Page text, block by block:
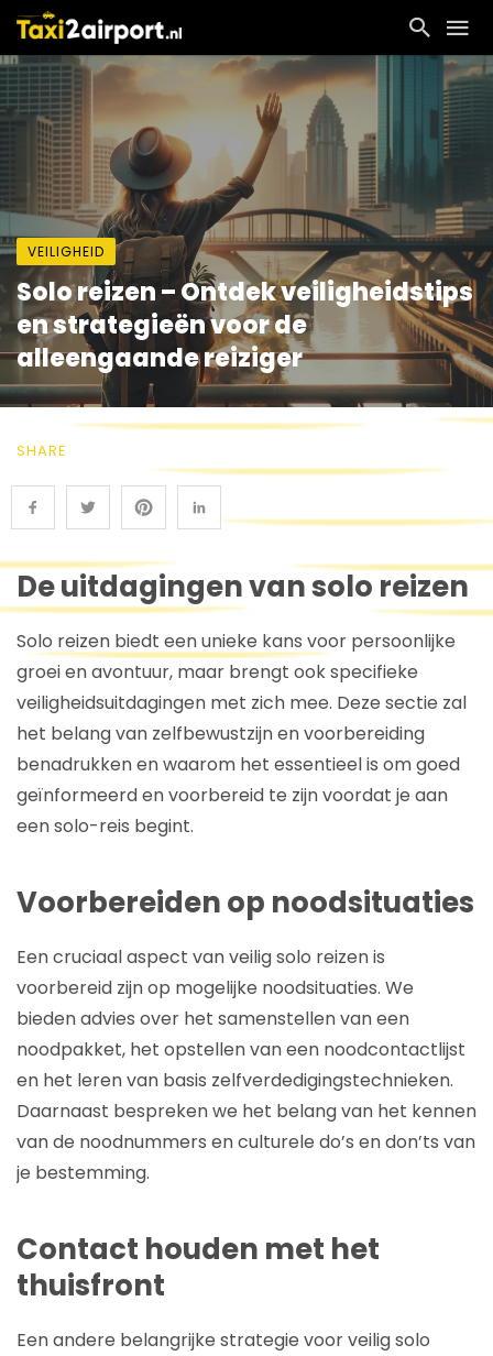
VEILIGHEID
Solo reizen – Ontdek veiligheidstips
en strategieën voor de
alleengaande reiziger
SHARE
De uitdagingen van solo reizen
Solo reizen biedt een unieke kans voor persoonlijke
groei en avontuur, maar brengt ook specifieke
veiligheidsuitdagingen met zich mee. Deze sectie zal
het belang van zelfbewustzijn en voorbereiding
benadrukken en waarom het essentieel is om goed
geïnformeerd en voorbereid te zijn voordat je aan
een solo-reis begint.
Voorbereiden op noodsituaties
Een cruciaal aspect van veilig solo reizen is
voorbereid zijn op mogelijke noodsituaties. We
bieden advies over het samenstellen van een
noodpakket, het opstellen van een noodcontactlijst
en het leren van basis zelfverdedigingstechnieken.
Daarnaast bespreken we het belang van het kennen
van de noodnummers en culturele do’s en don’ts van
je bestemming.
Contact houden met het
thuisfront
Een andere belangrijke strategie voor veilig solo